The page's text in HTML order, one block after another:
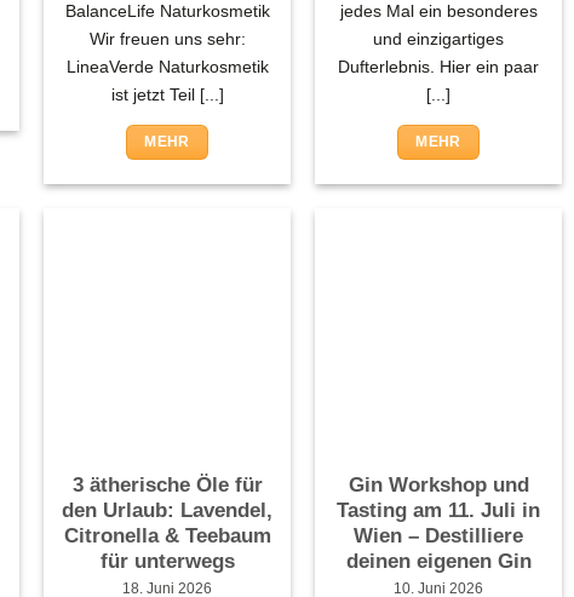
BalanceLife Naturkosmetik
Wir freuen uns sehr:
LineaVerde Naturkosmetik
ist jetzt Teil [...]
MEHR
jedes Mal ein besonderes
und einzigartiges
Dufterlebnis. Hier ein paar
[...]
MEHR
3 ätherische Öle für
den Urlaub: Lavendel,
Citronella & Teebaum
für unterwegs
18. Juni 2026
Gin Workshop und
Tasting am 11. Juli in
Wien – Destilliere
deinen eigenen Gin
10. Juni 2026